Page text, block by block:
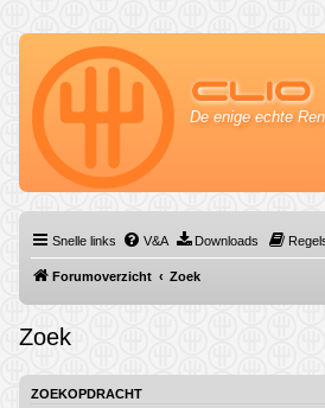
Clio
De enige echte
Snelle links V&A Downloads
Forumoverzicht Zoek
Zoek
ZOEKOPDRACHT